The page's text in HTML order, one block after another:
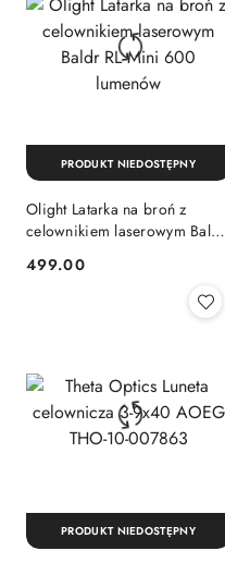
Olight Latarka na broń z
celownikiem laserowym Baldr
Cena:
499.00
PRODUKT NIEDOSTĘPNY
PRODUKT NIEDOSTĘPNY